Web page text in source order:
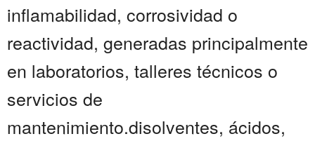
inflamabilidad, corrosividad o
reactividad, generadas principalmente
en laboratorios, talleres técnicos o
servicios de
mantenimiento.disolventes, ácidos,